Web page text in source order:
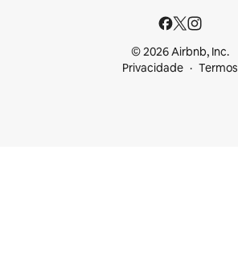
© 2026 Airbnb, Inc.
Privacidade
Termos